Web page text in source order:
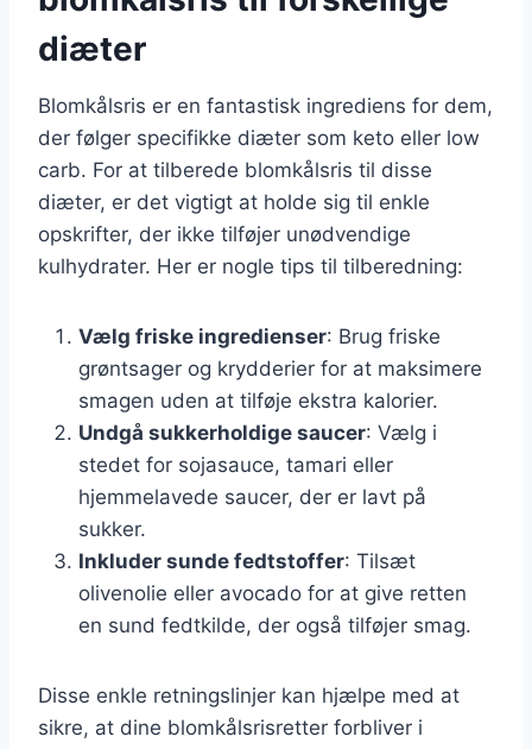
diæter
Blomkålsris er en fantastisk ingrediens for dem,
der følger specifikke diæter som keto eller low
carb. For at tilberede blomkålsris til disse
diæter, er det vigtigt at holde sig til enkle
opskrifter, der ikke tilføjer unødvendige
kulhydrater. Her er nogle tips til tilberedning:
Vælg friske ingredienser: Brug friske
grøntsager og krydderier for at maksimere
smagen uden at tilføje ekstra kalorier.
Undgå sukkerholdige saucer: Vælg i
stedet for sojasauce, tamari eller
hjemmelavede saucer, der er lavt på
sukker.
Inkluder sunde fedtstoffer: Tilsæt
olivenolie eller avocado for at give retten
en sund fedtkilde, der også tilføjer smag.
Disse enkle retningslinjer kan hjælpe med at
sikre, at dine blomkålsrisretter forbliver i